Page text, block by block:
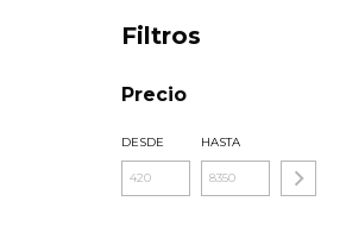
Filtros
Precio
DESDE HASTA